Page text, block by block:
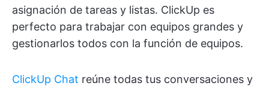
asignación de tareas y listas. ClickUp es
perfecto para trabajar con equipos grandes y
gestionarlos todos con la función de equipos.
ClickUp Chat reúne todas tus conversaciones y